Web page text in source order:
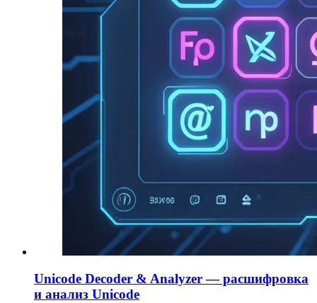
Unicode Decoder & Analyzer — расшифровка
и анализ Unicode